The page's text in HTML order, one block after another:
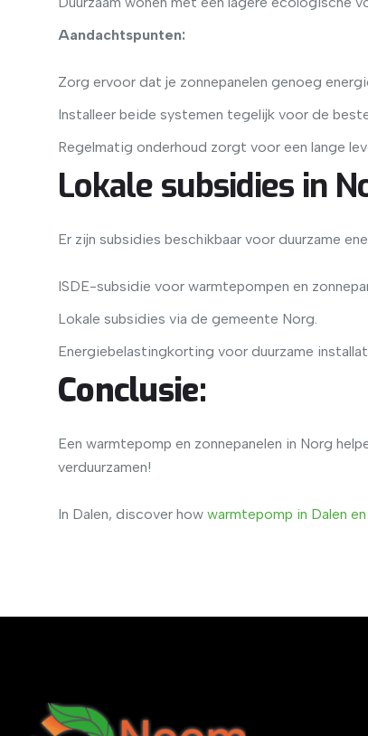
Aandachtspunten:
Zorg ervoor dat je zonnepanelen genoeg
Installeer beide systemen tegelijk voor de
Regelmatig onderhoud zorgt voor een lange
Lokale subsidies in
Er zijn subsidies beschikbaar voor duurzame
ISDE-subsidie voor warmtepompen en
Lokale subsidies via de gemeente Norg.
Energiebelastingkorting voor duurzame
Conclusie:
Een warmtepomp en zonnepanelen in Norg
verduurzamen!
In Dalen, discover how warmtepomp in Dalen